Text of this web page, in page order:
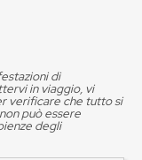
di
in viaggio, vi
verificare che tutto si
può essere
degli